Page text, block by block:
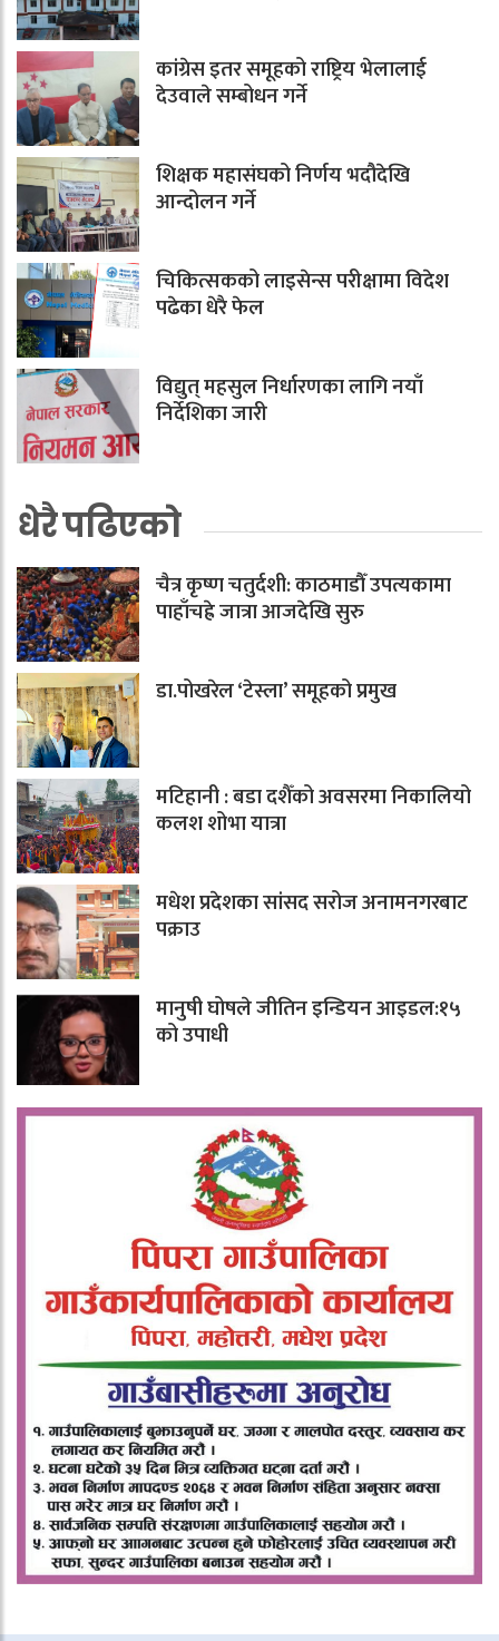
कांग्रेस इतर समूहको राष्ट्रिय भेलालाई
देउवाले सम्बोधन गर्ने
शिक्षक महासंघको निर्णय भदौदेखि
आन्दोलन गर्ने
चिकित्सकको लाइसेन्स परीक्षामा विदेश
पढेका धेरै फेल
विद्युत् महसुल निर्धारणका लागि नयाँ
निर्देशिका जारी
धेरै पढिएको
चैत्र कृष्ण चतुर्दशी: काठमाडौँ उपत्यकामा
पाहाँचह्रे जात्रा आजदेखि सुरु
डा.पोखरेल ‘टेस्ला’ समूहको प्रमुख
मटिहानी : बडा दशैँको अवसरमा निकालियो
कलश शोभा यात्रा
मधेश प्रदेशका सांसद सरोज अनामनगरबाट
पक्राउ
मानुषी घोषले जीतिन इन्डियन आइडल:१५
को उपाधी